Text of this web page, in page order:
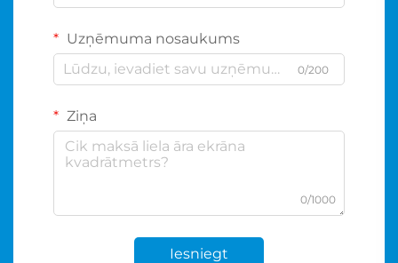
Uzņēmuma nosaukums
0/200
Ziņa
0/1000
Iesniegt